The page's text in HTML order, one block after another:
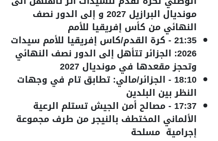
مونديال البرازيل 2027 و إلى الدور نصف
النهائي من كأس إفريقيا للأمم
21:35
-كرة القدم/كاس إفريقيا للأمم سيدات
2026: الجزائر تتأهل إلى الدور نصف النهائي
وتحجز مقعدها في مونديال 2027
18:10
- الجزائر/مالي: تطابق تام في وجهات
النظر بين البلدين
17:37
-مصالح أمن الجيش تستلم الرعية
الألماني المختطف بالنيجر من طرف مجموعة
إجرامية مسلحة